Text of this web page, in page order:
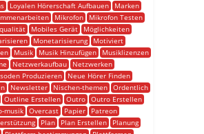
Loyalen Hörerschaft Aufbauen
Marken
Mikrofon
Mikrofon Testen
Mobiles Gerät
Möglichkeiten
Monetarisierung
Motiviert
Musik Musik Hinzufügen
Musiklizenzen
Netzwerkaufbau
Netzwerken
Produzieren
Neue Hörer Finden
Newsletter Nischen-themen Ordentlich
Outline Erstellen Outro Outro Erstellen
musik
Overcast Papier
Patreon
Plan Plan Erstellen
Planung